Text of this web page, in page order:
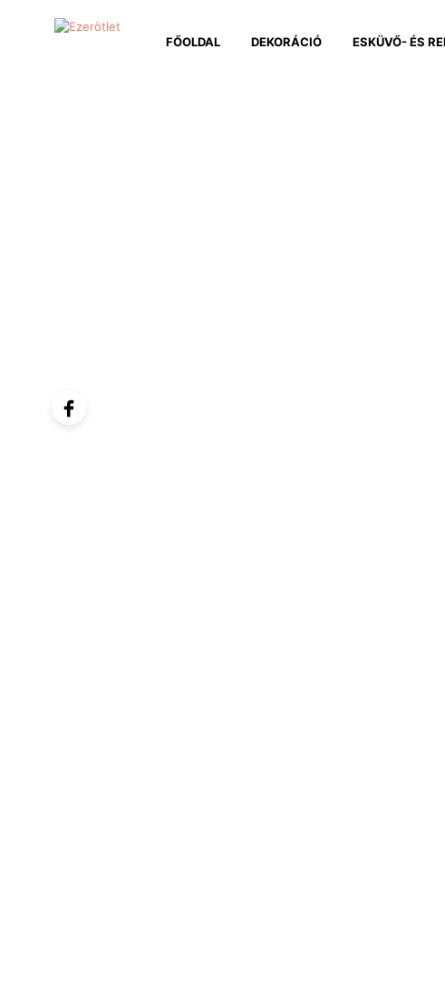
FŐOLDAL DEKORÁCIÓ ESKÜVŐ- ÉS